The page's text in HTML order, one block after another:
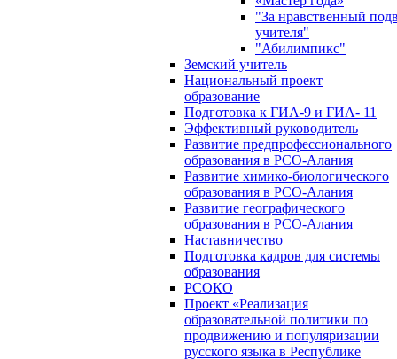
"За нравственный
учителя"
"Абилимпикс"
Земский учитель
Национальный проект
образование
Подготовка к ГИА-9 и ГИА- 11
Эффективный руководитель
Развитие предпрофессионального
образования в РСО-Алания
Развитие химико-биологического
образования в РСО-Алания
Развитие географического
образования в РСО-Алания
Наставничество
Подготовка кадров для системы
образования
РСОКО
Проект «Реализация
образовательной политики по
продвижению и популяризации
русского языка в Республике